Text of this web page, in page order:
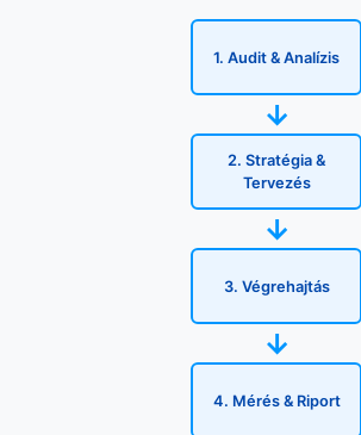
1. Audit & Analízis
→
2. Stratégia &
Tervezés
→
3. Végrehajtás
→
4. Mérés & Riport